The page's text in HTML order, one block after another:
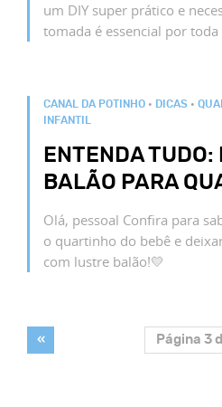
um DIY super prático e
tomada é essencial por
CANAL DA POTINHO • DICAS •
INFANTIL
ENTENDA TUDO:
BALÃO PARA
Olá, pessoal Confira para
o quartinho do bebê e
com lustre balão!💛
Página 3
«